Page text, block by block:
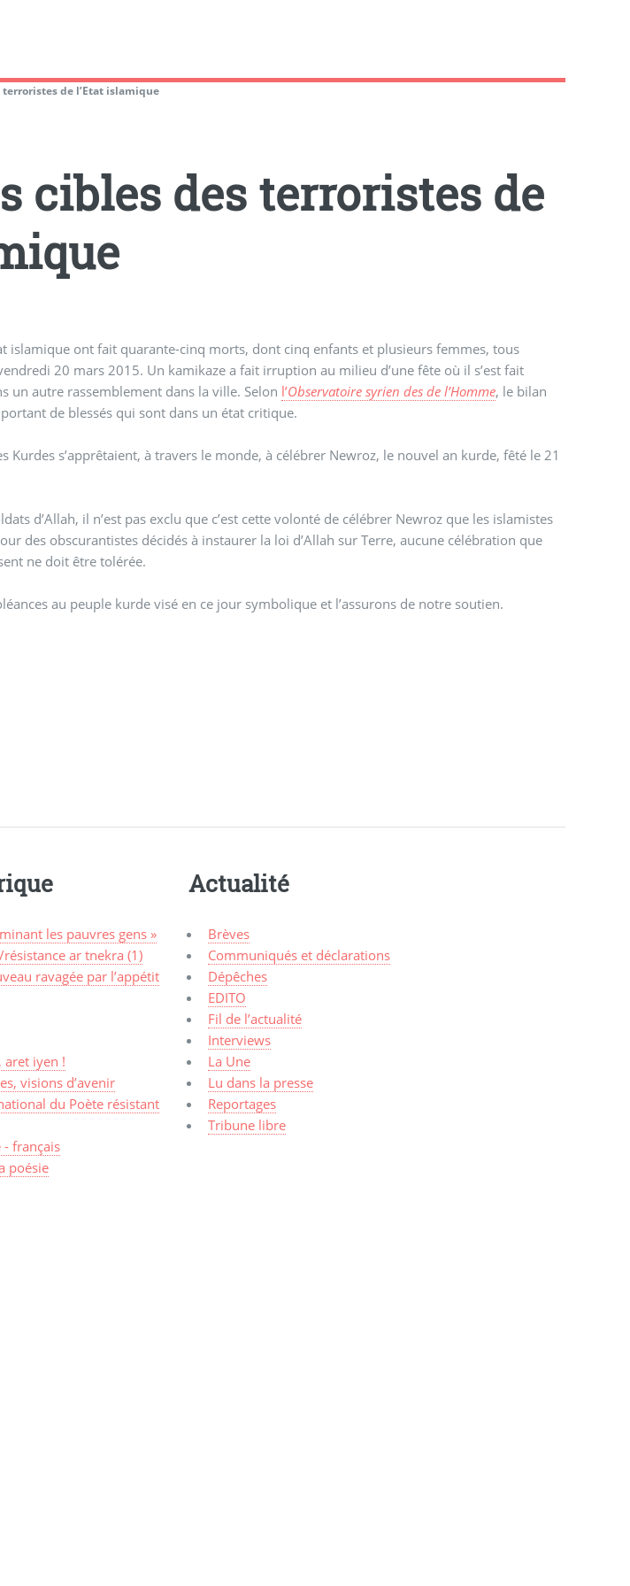
terroristes de l’Etat islamique
cibles des terroristes de
islamique ont fait quarante-cinq morts, dont cinq enfants et plusieurs femmes, tous
20 mars 2015. Un kamikaze a fait irruption au milieu d’une fête où il s’est fait
un autre rassemblement dans la ville. Selon l’Observatoire syrien des de l’Homme, le bilan
de blessés qui sont dans un état critique.
Kurdes s’apprêtaient, à travers le monde, à célébrer Newroz, le nouvel an kurde, fêté le 21
d’Allah, il n’est pas exclu que c’est cette volonté de célébrer Newroz que les islamistes
des obscurantistes décidés à instaurer la loi d’Allah sur Terre, aucune célébration que
ne doit être tolérée.
au peuple kurde visé en ce jour symbolique et l’assurons de notre soutien.
les pauvres gens »
ar tnekra (1)
ravagée par l’appétit
aret iyen !
visions d’avenir
du Poète résistant
français
poésie
Actualité
Brèves
Communiqués et déclarations
Dépêches
EDITO
Fil de l’actualité
Interviews
La Une
Lu dans la presse
Reportages
Tribune libre